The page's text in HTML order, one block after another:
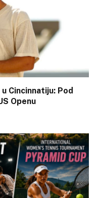
Cincinnatiju: Pod
Openu